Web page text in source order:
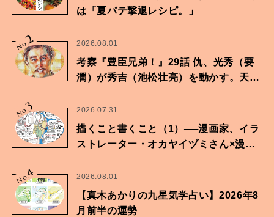
は「夏バテ撃退レシピ。」
No.2 2026.08.01
考察『豊臣兄弟！』29話 仇、光秀（要
潤）が秀吉（池松壮亮）を動かす。天下
No.
3 2026.07.31
描くこと書くこと（1）──漫画家、イラ
ストレーター・オカヤイヅミさん×漫画
No.
4 2026.08.01
【真木あかりの九星気学占い】2026年8
月前半の運勢